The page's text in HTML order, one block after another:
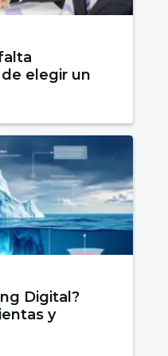
elegir un
Digital?
y